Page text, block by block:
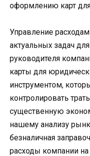
оформлению карт
Управление
актуальных задач
руководителя
карты для
инструментом,
контролировать
существенную
нашему анализу
безналичная
расходы компании